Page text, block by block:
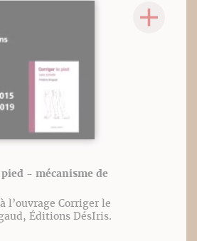
- mécanisme de
l’ouvrage Corriger le
Éditions DésIris.